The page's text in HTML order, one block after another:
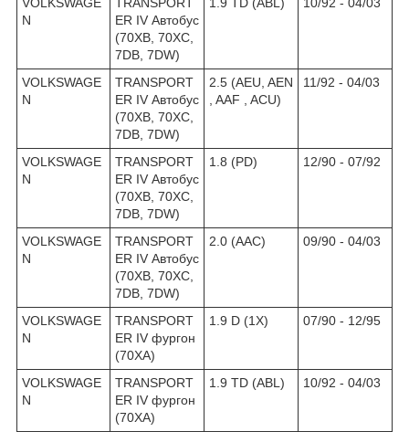
N
ER IV Автобус
(70XB, 70XC,
7DB, 7DW)
VOLKSWAGE
N
TRANSPORT
ER IV Автобус
(70XB, 70XC,
7DB, 7DW)
2.5 (AEU, AEN
, AAF , ACU)
11/92 - 04/03
VOLKSWAGE
N
TRANSPORT
ER IV Автобус
(70XB, 70XC,
7DB, 7DW)
1.8 (PD) 12/90 - 07/92
VOLKSWAGE
N
TRANSPORT
ER IV Автобус
(70XB, 70XC,
7DB, 7DW)
2.0 (AAC) 09/90 - 04/03
VOLKSWAGE
N
TRANSPORT
ER IV фургон
(70XA)
1.9 D (1X) 07/90 - 12/95
VOLKSWAGE
N
TRANSPORT
ER IV фургон
(70XA)
1.9 TD (ABL) 10/92 - 04/03